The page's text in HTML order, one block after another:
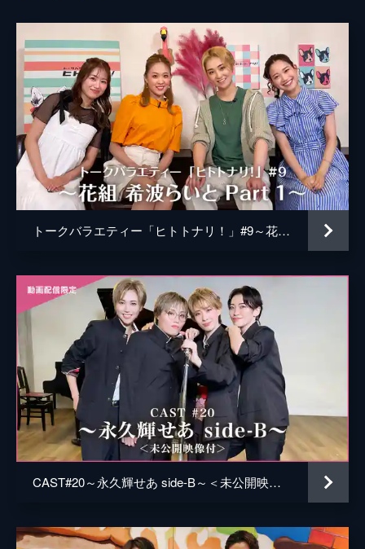
トークバラエティー「ヒトトナリ！」#9～花組 希波らいと Part 1～
CAST#20～永久輝せあ side-B～＜未公開映像付＞